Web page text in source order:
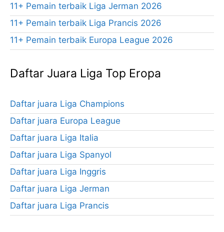
11+ Pemain terbaik Liga Jerman 2026
11+ Pemain terbaik Liga Prancis 2026
11+ Pemain terbaik Europa League 2026
Daftar Juara Liga Top Eropa
Daftar juara Liga Champions
Daftar juara Europa League
Daftar juara Liga Italia
Daftar juara Liga Spanyol
Daftar juara Liga Inggris
Daftar juara Liga Jerman
Daftar juara Liga Prancis